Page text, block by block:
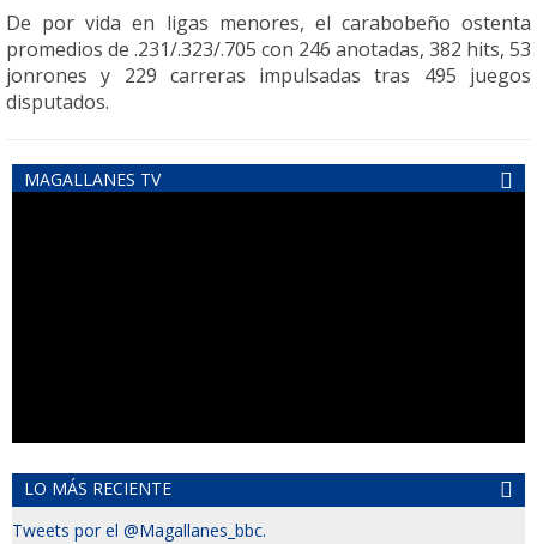
De por vida en ligas menores, el carabobeño ostenta
promedios de .231/.323/.705 con 246 anotadas, 382 hits, 53
jonrones y 229 carreras impulsadas tras 495 juegos
disputados.
MAGALLANES TV
LO MÁS RECIENTE
Tweets por el @Magallanes_bbc.